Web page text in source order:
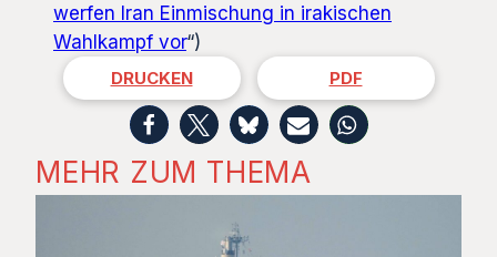
werfen Iran Einmischung in irakischen
Wahlkampf vor“)
DRUCKEN PDF
MEHR ZUM THEMA